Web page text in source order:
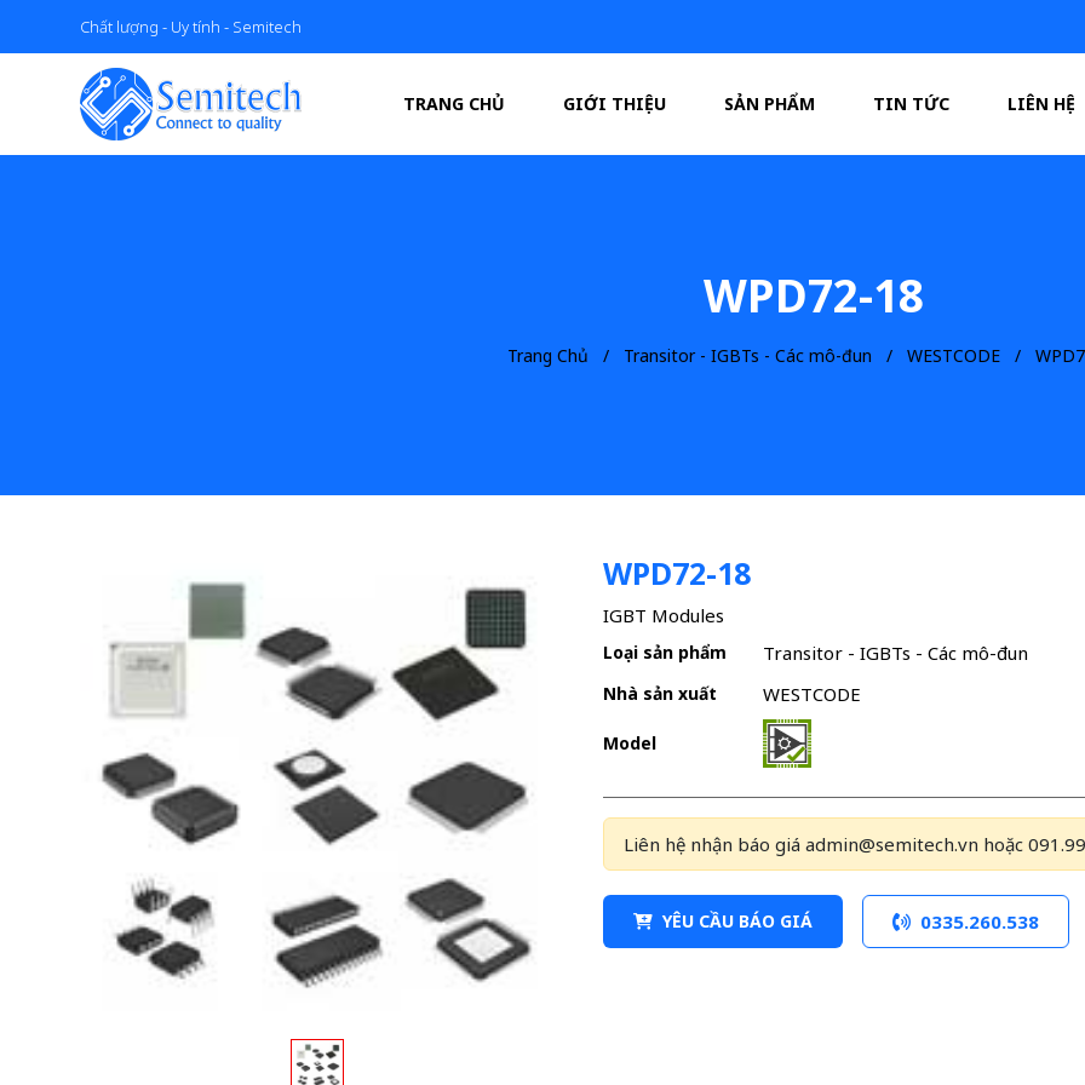
Chất lượng - Uy tính - Semitech
TRANG CHỦ GIỚI THIỆU SẢN PHẨM TIN TỨC LIÊN HỆ
WPD72-18
Trang Chủ Transitor - IGBTs - Các mô-đun WESTCODE
WPD72-18
IGBT Modules
Loại sản phẩm Transitor - IGBTs - Các mô-đun
Nhà sản xuất WESTCODE
Model
Liên hệ nhận báo giá admin@semitech.vn hoặc
YÊU CẦU BÁO GIÁ 0335.260.538